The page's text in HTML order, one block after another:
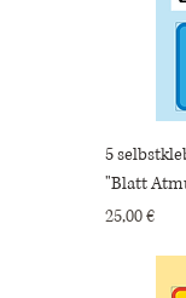
5
"Blatt
Preis
25,00 €